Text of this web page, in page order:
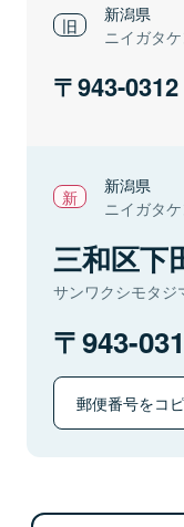
新潟県
ニイガタ
943-0312
新潟県
ニイガタ
三和区下
サンワクシモタジ
943-
郵便番号をコ